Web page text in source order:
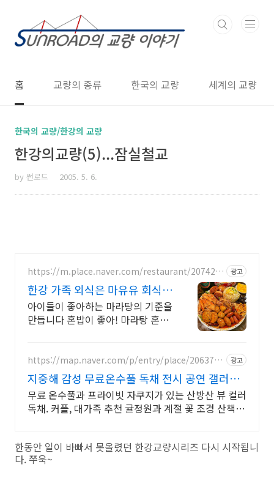
홈 교량의 종류 한국의 교량 세계의 교량
한국의 교량/한강의 교량
한강의교량(5)...잠실철교
by 썬로드 2005. 5. 6.
https://m.place.naver.com/restaurant/207420
광고
한강 가족 외식은 마유유 회식,
외식,데이트에 강추
아이들이 좋아하는 마라탕의 기준을
만듭니다 혼밥이 좋아! 마라탕 혼밥
https://map.naver.com/p/entry/place/2063787
광고
지중해 감성 무료온수풀 독채 전시 공연 갤러리
문화공간
무료 온수풀과 프라이빗 자쿠지가 있는 산방산 뷰 컬러
독채. 커플, 대가족 추천 귤정원과 계절 꽃 조경 산책,
한동안 일이 바빠서 못올렸던 한강교량시리즈 다시 시작됩니
다. 쭈욱~